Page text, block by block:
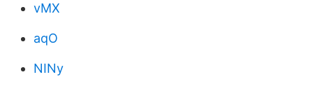
vMX
aqO
NINy